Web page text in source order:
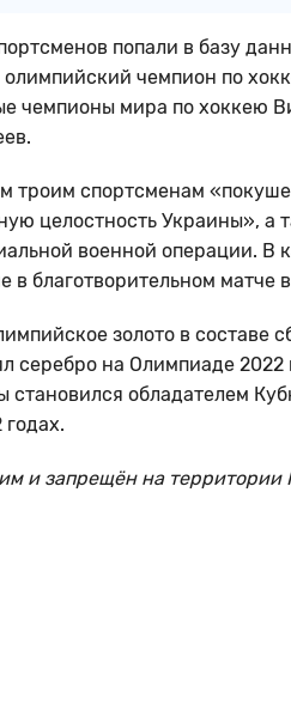
попали в базу
чемпион по
чемпионы мира по хоккею
троим спортсменам
целостность Украины», а
военной операции. В
в благотворительном матче
золото в составе
серебро на Олимпиаде 2022
обладателем
и запрещён на территории